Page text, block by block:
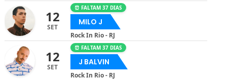
12
SET
⏰ FALTAM 37 DIAS
MILO J
Rock In Rio - RJ
12
SET
⏰ FALTAM 37 DIAS
J BALVIN
Rock In Rio - RJ